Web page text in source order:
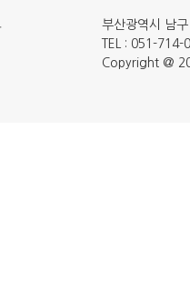
부산광역시 남
TEL : 051-
Copyright @